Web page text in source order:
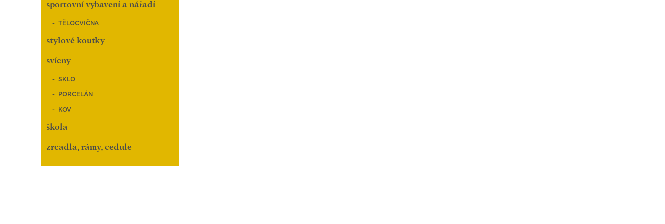
sportovní vybavení a nářadí
TĚLOCVIČNA
stylové koutky
svícny
SKLO
PORCELÁN
KOV
škola
zrcadla, rámy, cedule